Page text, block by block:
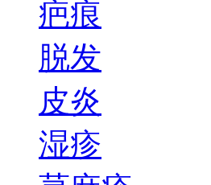
疤痕
脱发
皮炎
湿疹